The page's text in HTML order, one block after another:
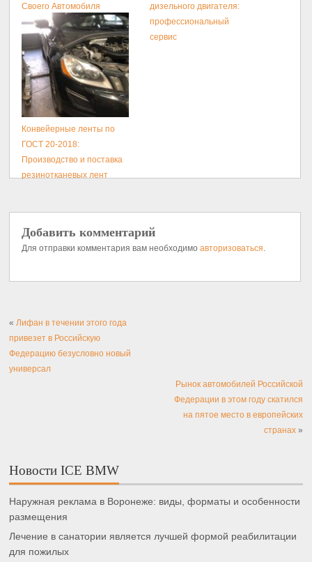
Своего Автомобиля
дизельного двигателя:
профессиональный
сервис
Конвейерные ленты по
ГОСТ 20-2018:
Производство и поставка
резинотканевых лент
Добавить комментарий
Для отправки комментария вам необходимоавторизоваться.
«Лифан в течении этого года
привезет в Российскую
Федерацию безусловно новый
универсал
Рынок автомобилей Российской
Федерации в этом году скатился
на пятое место в европейских
странах»
Новости ICE BMW
Наружная реклама в Воронеже: виды, форматы и особенности
размещения
Лечение в санатории является лучшей формой реабилитации
для пожилых